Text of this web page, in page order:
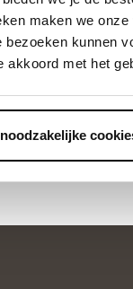
maken we
bezoeken kunnen
akkoord met het
ontvang je
in te